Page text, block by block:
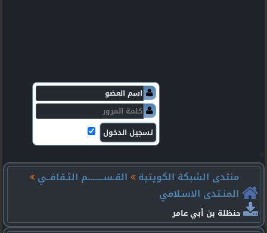
منتدى الشبكة الكويتية
القـســـــــــم الثـقافــي
المنـتدى الاسـلامي
حنظلة بن أبي عامر